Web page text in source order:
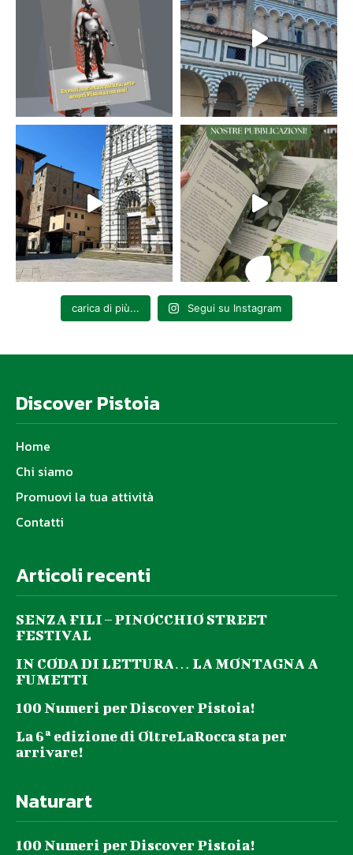
carica di più... Segui su Instagram
Discover Pistoia
Home
Chi siamo
Promuovi la tua attività
Contatti
Articoli recenti
SENZA FILI – PINOCCHIO STREET
FESTIVAL
IN CODA DI LETTURA… LA MONTAGNA A
FUMETTI
100 Numeri per Discover Pistoia!
La 6ª edizione di OltreLaRocca sta per
arrivare!
Naturart
100 Numeri per Discover Pistoia!